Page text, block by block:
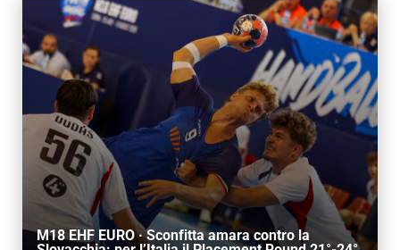
M18 EHF EURO · Sconfitta amara contro la